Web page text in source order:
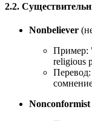
2.2.
Nonbeliever
Пример:
religious
Nonconformist